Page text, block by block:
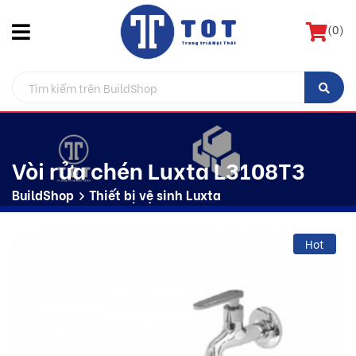
(0)
Vòi rửa chén Luxta L3108T3
BuildShop Thiết bị vệ sinh Luxta
Hot